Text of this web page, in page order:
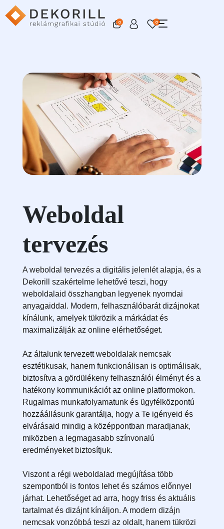
0 0
Weboldal
tervezés
A weboldal tervezés a digitális jelenlét alapja, és a
Dekorill szakértelme lehetővé teszi, hogy
weboldalaid összhangban legyenek nyomdai
anyagaiddal. Modern, felhasználóbarát dizájnokat
kínálunk, amelyek tükrözik a márkádat és
maximalizálják az online elérhetőséget.
Az általunk tervezett weboldalak nemcsak
esztétikusak, hanem funkcionálisan is optimálisak,
biztosítva a gördülékeny felhasználói élményt és a
hatékony kommunikációt az online platformokon.
Rugalmas munkafolyamatunk és ügyfélközpontú
hozzáállásunk garantálja, hogy a Te igényeid és
elvárásaid mindig a középpontban maradjanak,
miközben a legmagasabb színvonalú
eredményeket biztosítjuk.
Viszont a régi weboldalad megújítása több
szempontból is fontos lehet és számos előnnyel
járhat. Lehetőséget ad arra, hogy friss és aktuális
tartalmat és dizájnt kínáljon. A modern dizájn
nemcsak vonzóbbá teszi az oldalt, hanem tükrözi